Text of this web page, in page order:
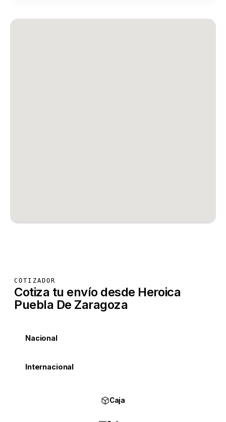
COTIZADOR
Cotiza tu envío desde Heroica
Puebla De Zaragoza
Nacional
Internacional
Caja